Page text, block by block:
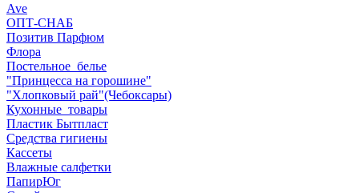
Ave
ОПТ-СНАБ
Позитив Парфюм
Флора
Постельное_белье
"Принцесса на горошине"
"Хлопковый рай"(Чебоксары)
Кухонные_товары
Пластик Бытпласт
Средства гигиены
Кассеты
Влажные салфетки
ПапирЮг